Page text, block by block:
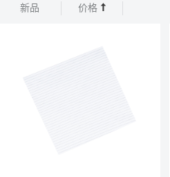
新品 价格